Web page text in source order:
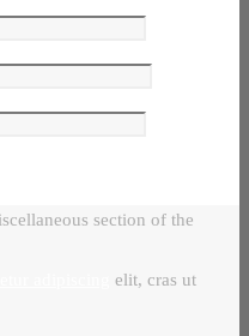
section of the
elit, cras ut